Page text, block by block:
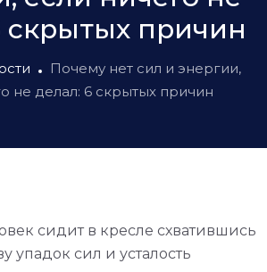
скрытых причин
Почему нет сил и энергии,
не делал: 6 скрытых причин